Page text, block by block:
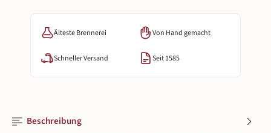
Älteste Brennerei Von Hand gemacht
Schneller Versand Seit 1585
Beschreibung